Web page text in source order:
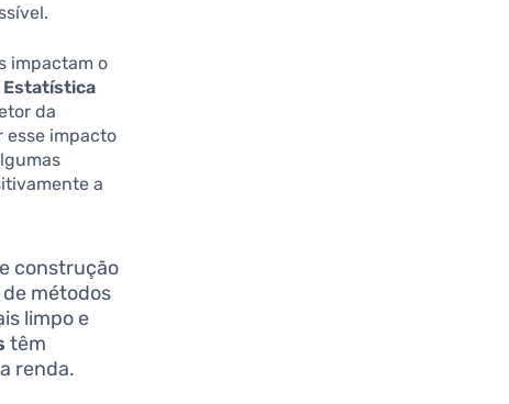
impactam o
Estatística
da
esse impacto
a
construção
métodos
limpo e
têm
renda.